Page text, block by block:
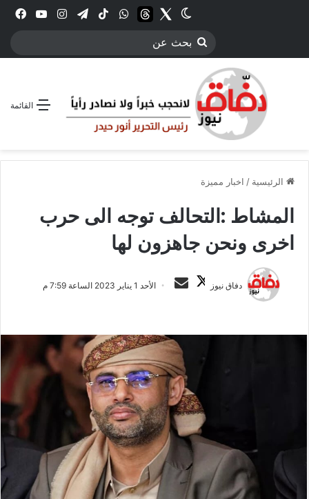
انستقرامتيلقرام‫TikTokواتسابthreadsTwitter
الوضع المظلم
بحث
القائمة
الرئيسية / اخبار مميزة
المشاط :التحالف توجه الى حرب
اخرى ونحن جاهزون لها
دفاق نيوز
ت
ى
X
ب
ر
ي
د
ا
إ
ك
الأحد 1 يناير 2023 الساعة 7:59 م